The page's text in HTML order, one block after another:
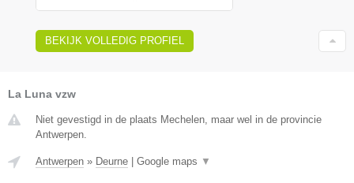
BEKIJK VOLLEDIG PROFIEL
La Luna vzw
Niet gevestigd in de plaats Mechelen, maar wel in de provincie
Antwerpen.
Antwerpen » Deurne | Google maps ▼